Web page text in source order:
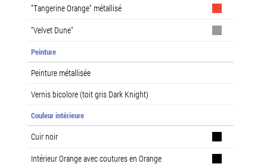
"Tangerine Orange" métallisé
"Velvet Dune"
Peinture
Peinture métallisée
Vernis bicolore (toit gris Dark Knight)
Couleur intérieure
Cuir noir
Intérieur Orange avec coutures en Orange